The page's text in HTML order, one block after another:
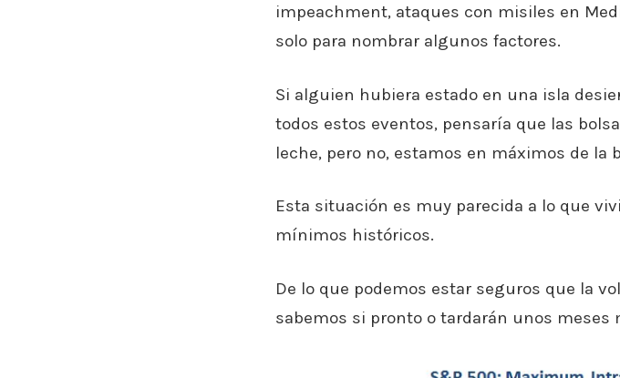
impeachment, ataques con misiles en
solo para nombrar algunos factores.
Si alguien hubiera estado en una isla
todos estos eventos, pensaría que las
leche, pero no, estamos en máximos de la
Esta situación es muy parecida a lo que
mínimos históricos.
De lo que podemos estar seguros que la
sabemos si pronto o tardarán unos meses